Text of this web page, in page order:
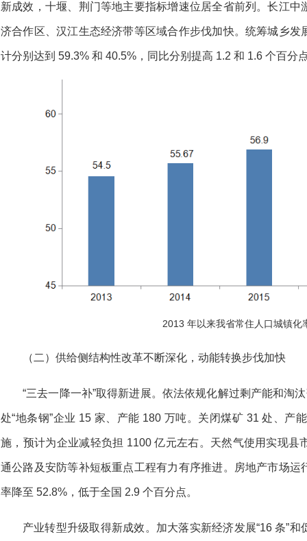
新成效，十堰、荆门等地主要指标增速位居全省前列。长江
济合作区、汉江生态经济带等区域合作步伐加快。统筹城乡
计分别达到 59.3% 和 40.5%，同比分别提高 1.2 和 1.6 个百分
2013 年以来我省常住人口城镇化
（二）供给侧结构性改革不断深化，动能转换步伐加快
“三去一降一补”取得新进展。依法依规化解过剩产能和淘
处“地条钢”企业 15 家、产能 180 万吨。关闭煤矿 31 处、产
施，预计为企业减轻负担 1100 亿元左右。天然气使用实现县
通公路及安防等补短板重点工程有力有序推进。房地产市场
率降至 52.8%，低于全国 2.9 个百分点。
产业转型升级取得新成效。加大落实新经济发展“16 条”和